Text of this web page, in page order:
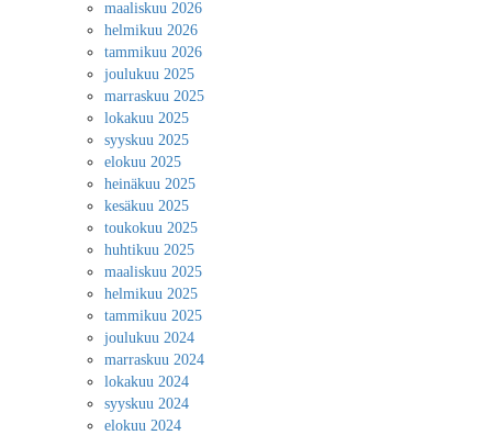
maaliskuu 2026
helmikuu 2026
tammikuu 2026
joulukuu 2025
marraskuu 2025
lokakuu 2025
syyskuu 2025
elokuu 2025
heinäkuu 2025
kesäkuu 2025
toukokuu 2025
huhtikuu 2025
maaliskuu 2025
helmikuu 2025
tammikuu 2025
joulukuu 2024
marraskuu 2024
lokakuu 2024
syyskuu 2024
elokuu 2024